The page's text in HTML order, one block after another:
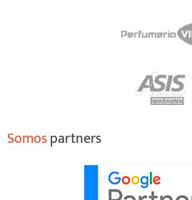
Somospartners